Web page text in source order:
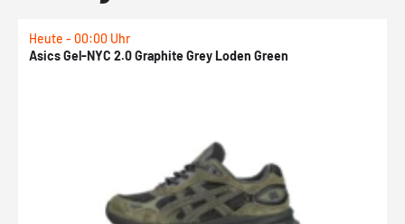
Heute - 00:00 Uhr
Asics Gel-NYC 2.0 Graphite Grey Loden Green